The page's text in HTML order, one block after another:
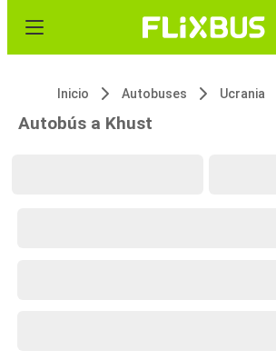
Inicio Autobuses Ucrania
Autobús a Khust